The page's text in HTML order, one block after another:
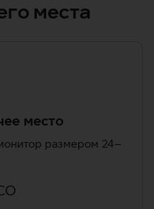
места
место
размером 24–